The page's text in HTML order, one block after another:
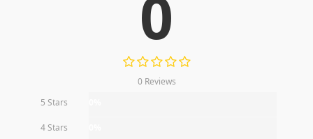
0
0 Reviews
5 Stars
4 Stars